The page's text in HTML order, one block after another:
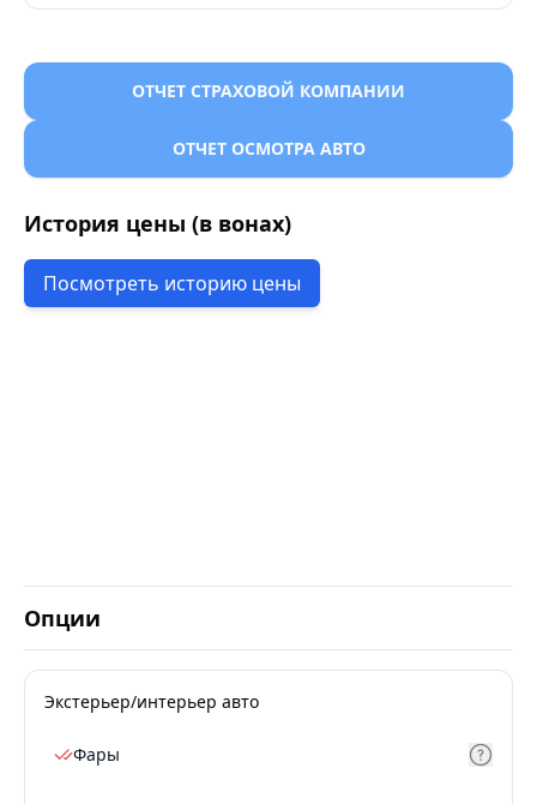
ОТЧЕТ СТРАХОВОЙ КОМПАНИИ
ОТЧЕТ ОСМОТРА АВТО
История цены (в вонах)
Посмотреть историю цены
Опции
Экстерьер/интерьер авто
Фары